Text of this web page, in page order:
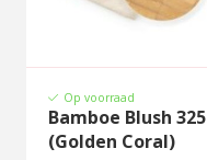
Op voorraad
Bamboe Blush 325
(Golden Coral)